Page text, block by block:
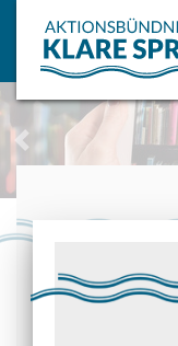
zurück
27.06.2022